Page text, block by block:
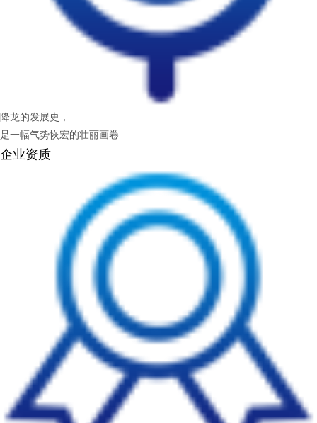
降龙的发展史，
是一幅气势恢宏的壮丽画卷
企业资质